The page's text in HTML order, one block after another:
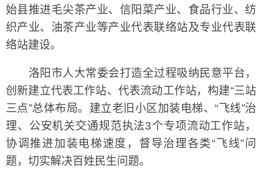
始县推进毛尖茶产业、信阳菜产业、食品行业、纺
织产业、油茶产业等产业代表联络站及专业代表联
络站建设。
洛阳市人大常委会打造全过程吸纳民意平台，
创新建立代表工作站、代表流动工作站，构建“三站
三点”总体布局。建立老旧小区加装电梯、“飞线”治
理、公安机关交通规范执法3个专项流动工作站，
协调推进加装电梯速度，督导治理各类“飞线”问
题，切实解决百姓民生问题。